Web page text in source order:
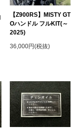
【Z900RS】MISTY GT
Oハンドル フルKIT(～
2025)
36,000円(税抜)